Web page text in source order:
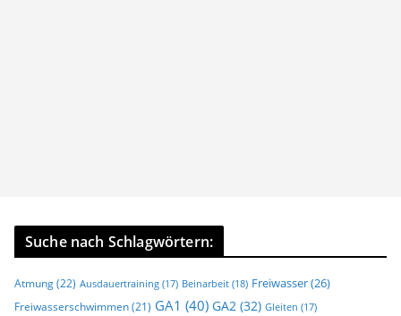
Suche nach Schlagwörtern:
Atmung(22) Ausdauertraining (17) Beinarbeit (18) Freiwasser(26)
Freiwasserschwimmen (21) GA1 (40) GA2 (32) Gleiten (17)